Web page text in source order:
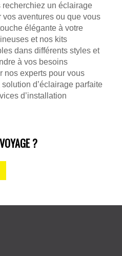
un éclairage
aventures ou que vous
élégante à votre
et nos kits
dans différents styles et
à vos besoins
nos experts pour vous
d’éclairage parfaite
d’installation
?